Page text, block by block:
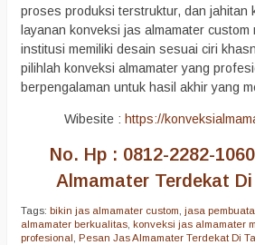
proses produksi terstruktur, dan jahitan
layanan konveksi jas almamater custom
institusi memiliki desain sesuai ciri
pilihlah konveksi almamater yang
berpengalaman untuk hasil akhir yang
Wibesite : https://
No. Hp : 0812-2282-
Almamater Terdekat
Tags: bikin jas almamater custom, jasa
almamater berkualitas, konveksi jas almamater
profesional , Pesan Jas Almamater Terdekat Di